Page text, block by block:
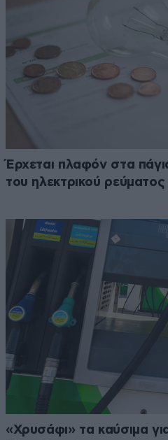
Έρχεται πλαφόν στα
του ηλεκτρικού ρεύματος
«Χρυσάφι» τα καύσιμα